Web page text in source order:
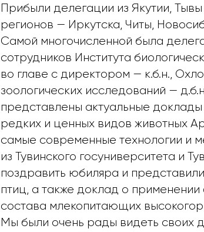
Прибыли делегации из Якутии,
регионов — Иркутска, Читы,
Самой многочисленной была
сотрудников Института
во главе с директором — к.б.н.,
зоологических исследований —
представлены актуальные
редких и ценных видов животных
самые современные технологии и
из Тувинского госуниверситета и
поздравить юбиляра и
птиц, а также доклад о
состава млекопитающих
Мы были очень рады видеть своих